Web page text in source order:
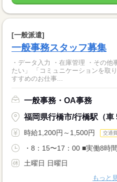
[一般派遣]
一般事務スタッフ募集
・データ入力 ・在庫管理 ・その他事務サポート 「
たい」 「コミュニケーションを取
すすめのお仕事...
一般事務・OA事務
福岡県行橋市/行橋駅（車
時給1,200円～1,500円 交通
・8：15〜17：00 ■実働8時間
土曜日 日曜日
もっと